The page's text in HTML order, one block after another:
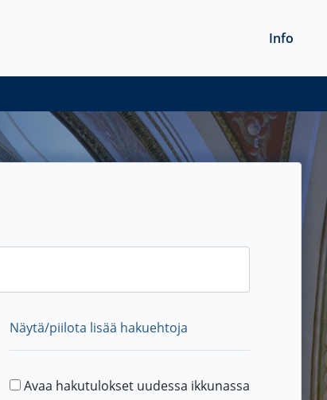
Info
Näytä/piilota lisää hakuehtoja
Avaa hakutulokset uudessa ikkunassa